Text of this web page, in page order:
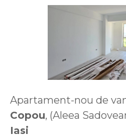
Apartament-nou de
Copou, (Aleea
Iasi